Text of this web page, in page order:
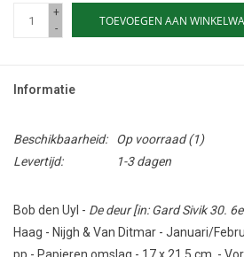
+
-
TOEVOEGEN AAN
Informatie
Beschikbaarheid: Op voorraad(1)
Levertijd:
1-3 dagen
Bob den Uyl - De deur [in: Gard Sivik 30.
Haag - Nijgh & Van Ditmar - Januari/